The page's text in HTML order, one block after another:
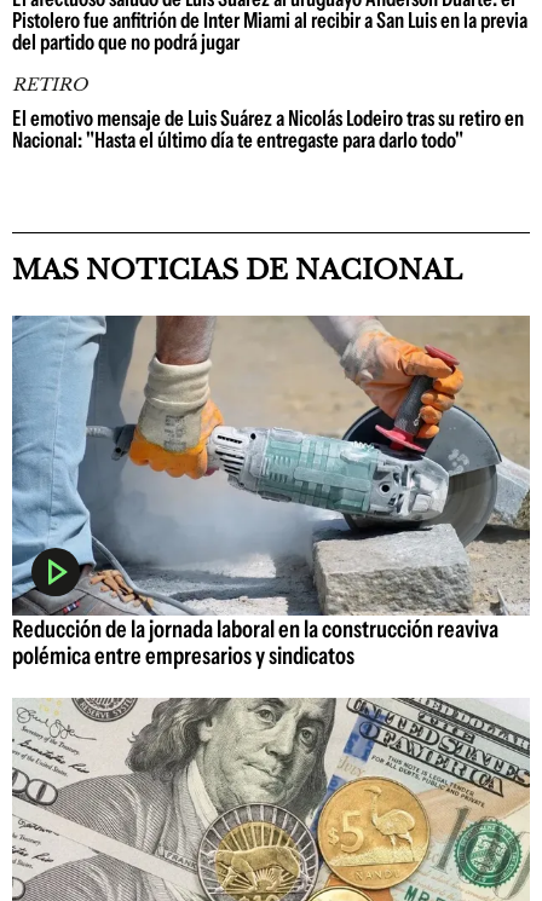
Pistolero fue anfitrión de Inter Miami al recibir a San Luis en la previa
del partido que no podrá jugar
RETIRO
El emotivo mensaje de Luis Suárez a Nicolás Lodeiro tras su retiro en
Nacional: "Hasta el último día te entregaste para darlo todo"
MAS NOTICIAS DE NACIONAL
Reducción de la jornada laboral en la construcción reaviva
polémica entre empresarios y sindicatos